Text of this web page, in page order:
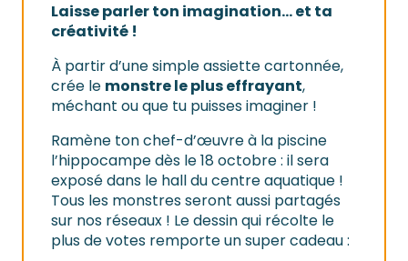
Laisse parler ton imagination… et ta
créativité !
À partir d’une simple assiette cartonnée,
crée le monstre le plus effrayant,
méchant ou que tu puisses imaginer !
Ramène ton chef-d’œuvre à la piscine
l’hippocampe dès le 18 octobre : il sera
exposé dans le hall du centre aquatique !
Tous les monstres seront aussi partagés
sur nos réseaux ! Le dessin qui récolte le
plus de votes remporte un super cadeau :